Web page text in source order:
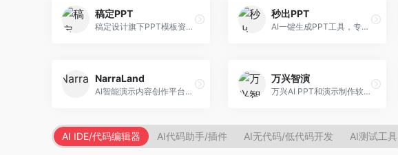
稿定PPT
稿定设计旗下PPT模板资源库，整合AI生成功能。面向设计师和职场人士，提供海量PPT模板、AI内容生成等服务，模板质量高。
秒出PPT
AI一键生成PPT工具，专注于快速演示文稿制作。面向职场人士，支持主题输入、内容生成、模板套用等功能，PPT生成速度快，适合紧急制作场景。
NarraLand
AI智能演示内容创作平台，专注于叙事演示。面向内容创作者，提供故事创作、演示生成、动画设计等服务，演示内容生动有趣。
万兴智演
万兴AI PPT和演示制作软件，整合视频演示功能。面向职场人士和教育工作者，提供PPT生成、演示录制、视频制作等服务，演示功能完善。
AI IDE/代码编辑器 AI代码助手/插件 AI无代码/低代码开发 AI测试工具